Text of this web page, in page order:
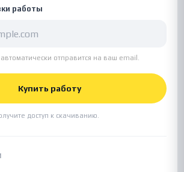
работы
отправится на ваш email.
Купить работу
доступ к скачиванию.